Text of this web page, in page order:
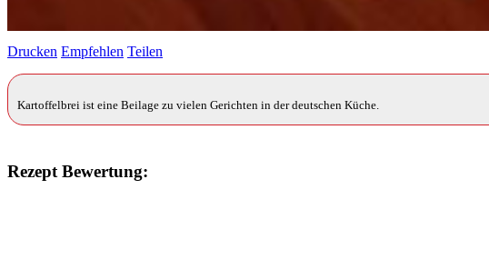
Drucken Empfehlen Teilen
Kartoffelbrei ist eine Beilage zu vielen Gerichten in der deutschen Küche.
Rezept Bewertung: